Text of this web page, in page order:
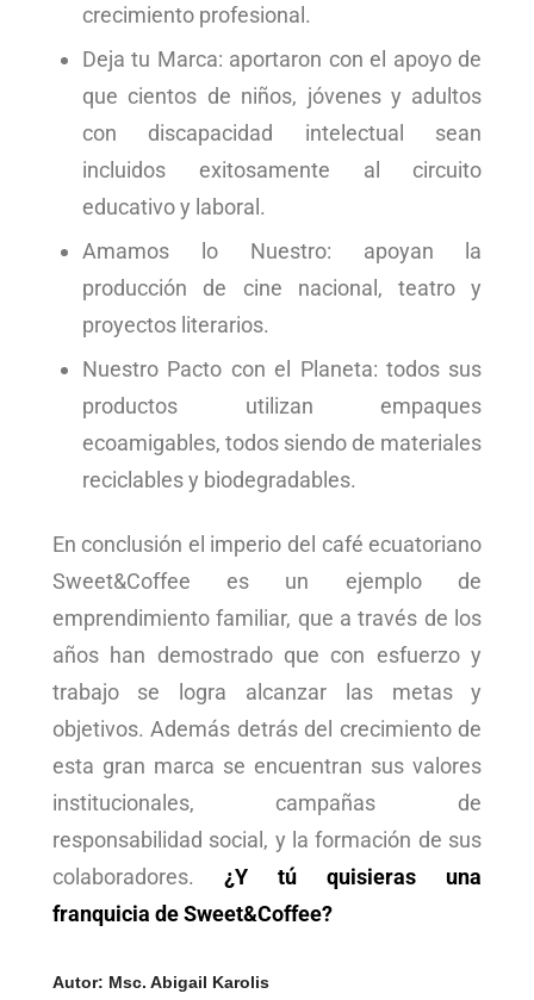
crecimiento profesional.
Deja tu Marca: aportaron con el apoyo de
que cientos de niños, jóvenes y adultos
con discapacidad intelectual sean
incluidos exitosamente al circuito
educativo y laboral.
Amamos lo Nuestro: apoyan la
producción de cine nacional, teatro y
proyectos literarios.
Nuestro Pacto con el Planeta: todos sus
productos utilizan empaques
ecoamigables, todos siendo de materiales
reciclables y biodegradables.
En conclusión el imperio del café ecuatoriano
Sweet&Coffee es un ejemplo de
emprendimiento familiar, que a través de los
años han demostrado que con esfuerzo y
trabajo se logra alcanzar las metas y
objetivos. Además detrás del crecimiento de
esta gran marca se encuentran sus valores
institucionales, campañas de
responsabilidad social, y la formación de sus
colaboradores. ¿Y tú quisieras una
franquicia de Sweet&Coffee?
Autor: Msc. Abigail Karolis